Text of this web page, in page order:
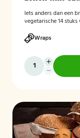
Iets anders dan een
vegetarische 14 stuks
Wraps